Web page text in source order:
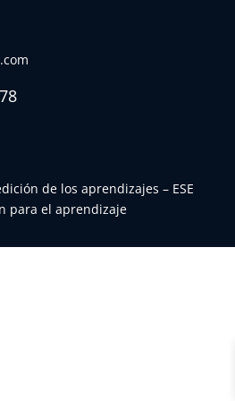
de los aprendizajes – ESE
para el aprendizaje